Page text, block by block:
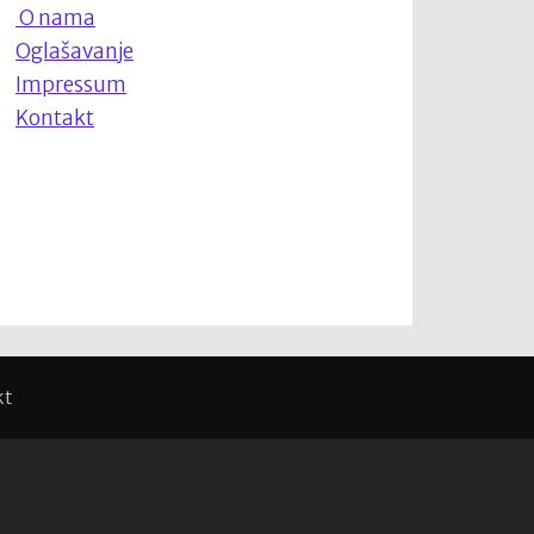
O nama
Oglašavanje
Impressum
Kontakt